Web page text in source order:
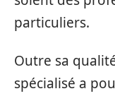
particuliers.
Outre sa
spécialisé a